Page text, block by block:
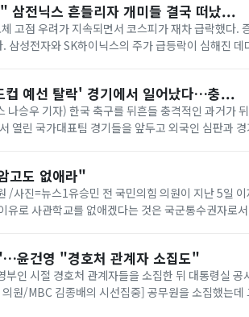
전닉스 흔들리자 개미들 결국 떠났...
고점 우려가 지속되면서 코스피가 재차 급락했다.
삼성전자와 SK하이닉스의 주가 급등락이 심해진 데
컵 예선 탈락' 경기에서 일어났다…충...
나승우 기자) 한국 축구를 뒤흔들 충격적인 과거가
열린 국가대표팀 경기들을 앞두고 외국인 심판과
고도 없애라"
/사진=뉴스1유승민 전 국민의힘 의원이 지난 5일
유로 사관학교를 없애겠다는 것은 국군통수권자로
윤건영 "경호처 관계자 소집도"
인 시절 경호처 관계자들을 소집한 뒤 대통령실 공
원/MBC 김종배의 시선집중] 공무원을 소집했는데